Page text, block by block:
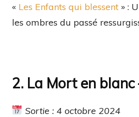
« Les Enfants qui blessent » :
les ombres du passé
2. La Mort en
Sortie : 4 octobre 2024